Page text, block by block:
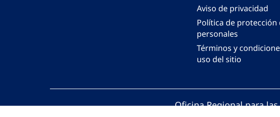
Aviso de privacidad
Política de protección
personales
Términos y
uso del sitio
Oficina Regional para